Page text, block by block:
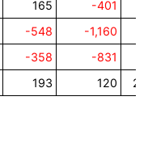
165
-401
-548
-1,160
-358
-831
193 120